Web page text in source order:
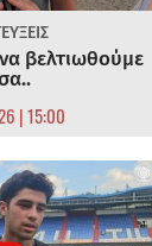
βελτιωθούμε
| 15:00